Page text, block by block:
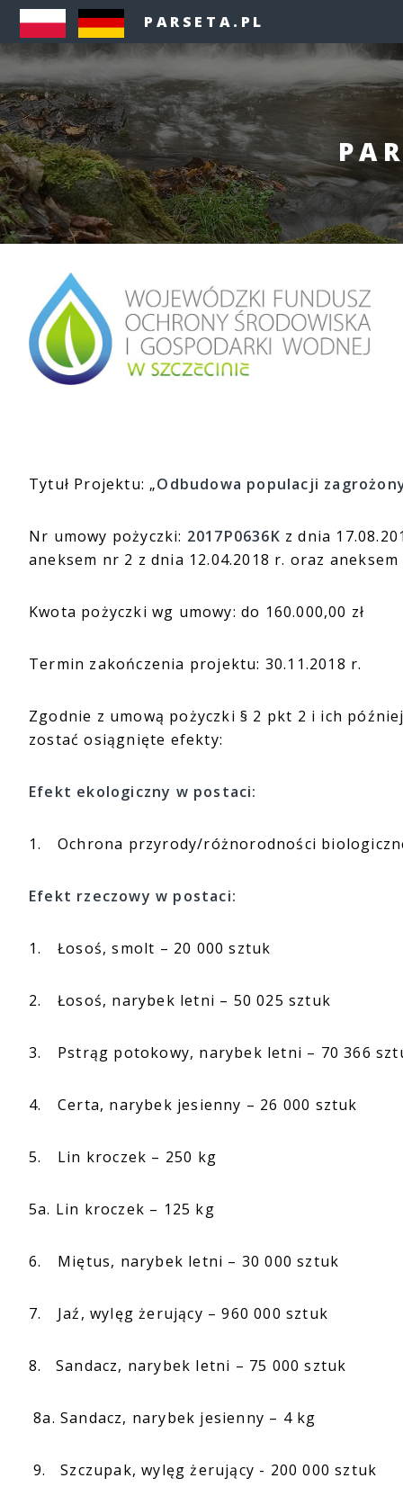
PARSETA.PL
Tytuł Projektu: „Odbudowa populacji
Nr umowy pożyczki: 2017P0636K z dnia
aneksem nr 2 z dnia 12.04.2018 r. oraz
Kwota pożyczki wg umowy: do 160.000,00 zł
Termin zakończenia projektu: 30.11.2018 r.
Zgodnie z umową pożyczki § 2 pkt 2 i ich
zostać osiągnięte efekty:
Efekt ekologiczny w postaci:
1. Ochrona przyrody/różnorodności
Efekt rzeczowy w postaci:
1. Łosoś, smolt – 20 000 sztuk
2. Łosoś, narybek letni – 50 025 sztuk
3. Pstrąg potokowy, narybek letni – 70 366
4. Certa, narybek jesienny – 26 000 sztuk
5. Lin kroczek – 250 kg
5a. Lin kroczek – 125 kg
6. Miętus, narybek letni – 30 000 sztuk
7. Jaź, wylęg żerujący – 960 000 sztuk
8. Sandacz, narybek letni – 75 000 sztuk
8a. Sandacz, narybek jesienny – 4 kg
9. Szczupak, wylęg żerujący - 200 000 sztuk